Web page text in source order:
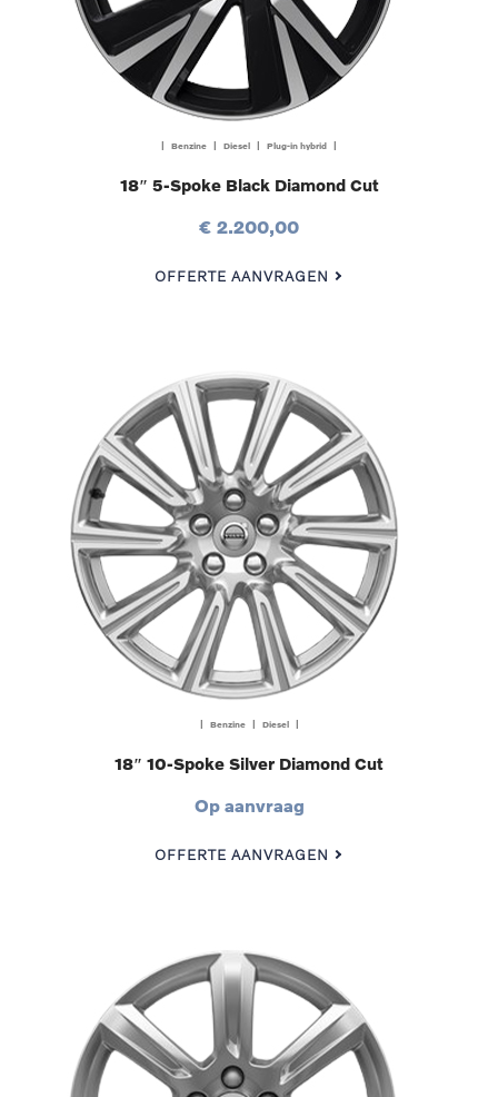
| Benzine | Diesel | Plug-in hybrid |
18″ 5-Spoke Black Diamond Cut
€ 2.200,00
OFFERTE AANVRAGEN
| Benzine | Diesel |
18″ 10-Spoke Silver Diamond Cut
Op aanvraag
OFFERTE AANVRAGEN